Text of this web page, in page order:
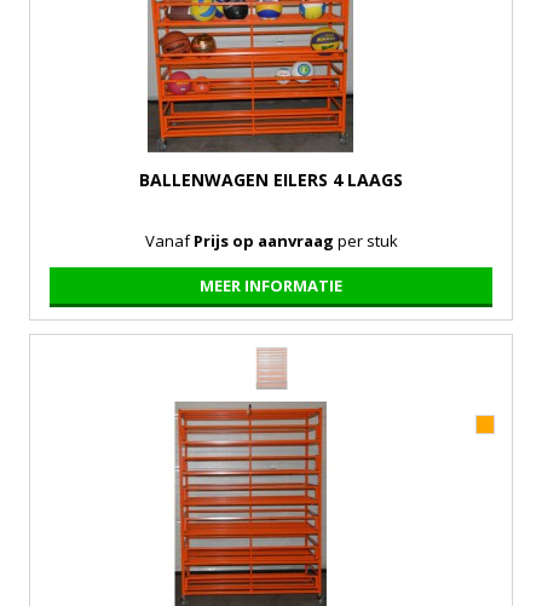
BALLENWAGEN EILERS 4 LAAGS
VanafPrijs op aanvraag per stuk
MEER INFORMATIE